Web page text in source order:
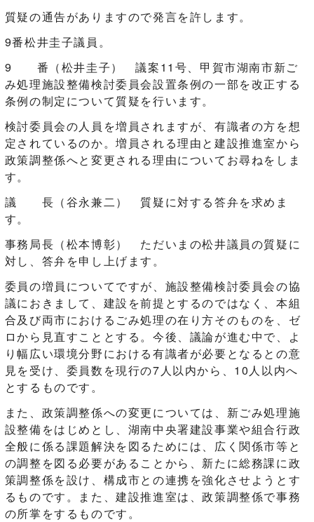
質疑の通告がありますので発言を許します。
9番松井圭子議員。
9 番（松井圭子） 議案11号、甲賀市湖南市新ご
み処理施設整備検討委員会設置条例の一部を改正する
条例の制定について質疑を行います。
検討委員会の人員を増員されますが、有識者の方を想
定されているのか。増員される理由と建設推進室から
政策調整係へと変更される理由についてお尋ねをしま
す。
議 長（谷永兼二） 質疑に対する答弁を求めま
す。
事務局長（松本博彰） ただいまの松井議員の質疑に
対し、答弁を申し上げます。
委員の増員についてですが、施設整備検討委員会の協
議におきまして、建設を前提とするのではなく、本組
合及び両市におけるごみ処理の在り方そのものを、ゼ
ロから見直すこととする。今後、議論が進む中で、よ
り幅広い環境分野における有識者が必要となるとの意
見を受け、委員数を現行の7人以内から、10人以内へ
とするものです。
また、政策調整係への変更については、新ごみ処理施
設整備をはじめとし、湖南中央署建設事業や組合行政
全般に係る課題解決を図るためには、広く関係市等と
の調整を図る必要があることから、新たに総務課に政
策調整係を設け、構成市との連携を強化させようとす
るものです。また、建設推進室は、政策調整係で事務
の所掌をするものです。